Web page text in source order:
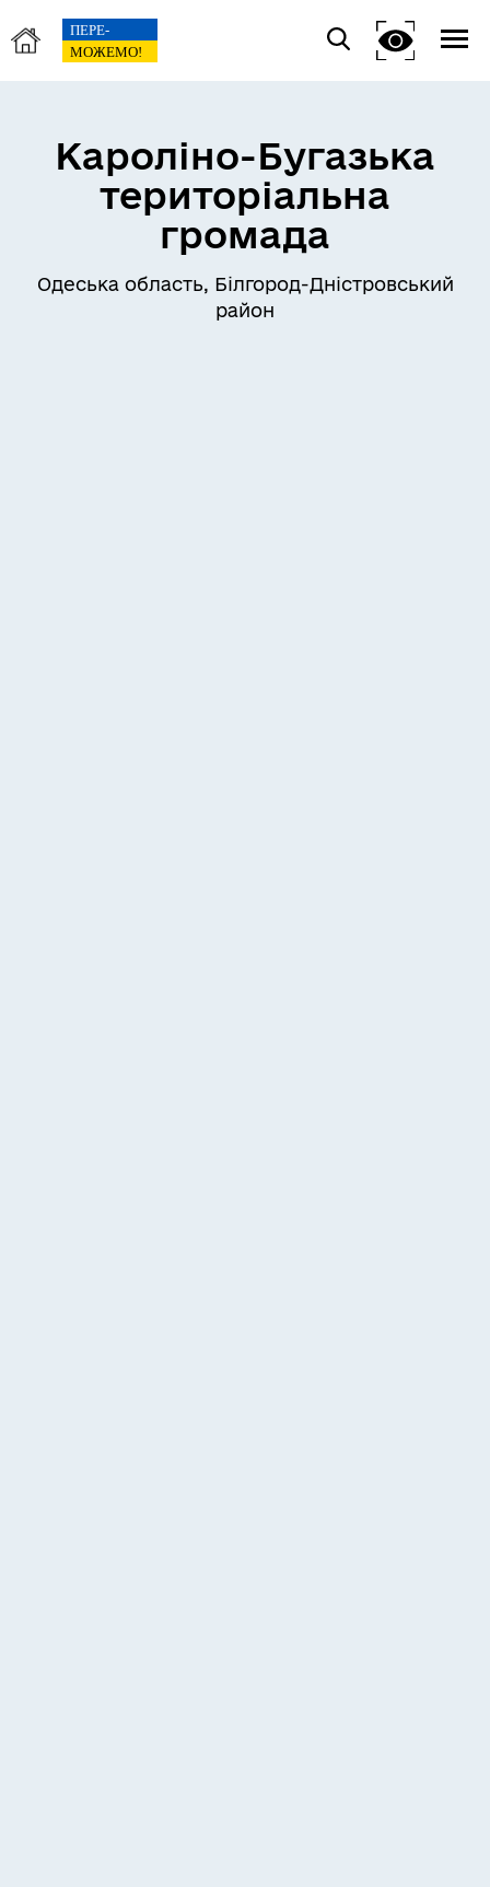
Кароліно-Бугазька
територіальна
громада
Одеська область, Білгород-Дністровський
район